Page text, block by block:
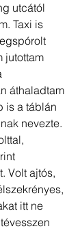
utcától
Taxi is
jutottam
áthaladtam
is a táblán
nevezte.
Volt ajtós,
itt ne